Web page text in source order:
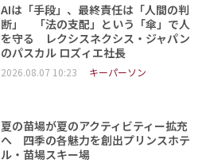
AIは「手段」、最終責任は「人間の判
断」 「法の支配」という「傘」で人
を守る レクシスネクシス・ジャパン
のパスカル ロズィエ社長
2026.08.07 10:23 キーパーソン
夏の苗場が夏のアクティビティー拡充
へ 四季の各魅力を創出プリンスホテ
ル・苗場スキー場